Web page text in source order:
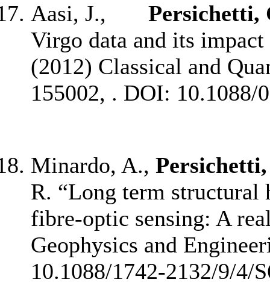
Aasi, J., Persichetti,
Virgo data and its
(2012) Classical and
155002, . DOI: 10.1088/
Minardo, A.,
R. “Long term
fibre-optic sensing: A
Geophysics and
10.1088/1742-2132/9/4/